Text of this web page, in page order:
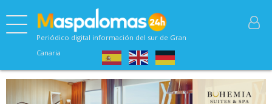
Periódico digital información del sur de Gran
Canaria